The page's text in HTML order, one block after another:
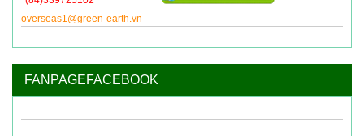
overseas1@green-earth.vn
FANPAGEFACEBOOK